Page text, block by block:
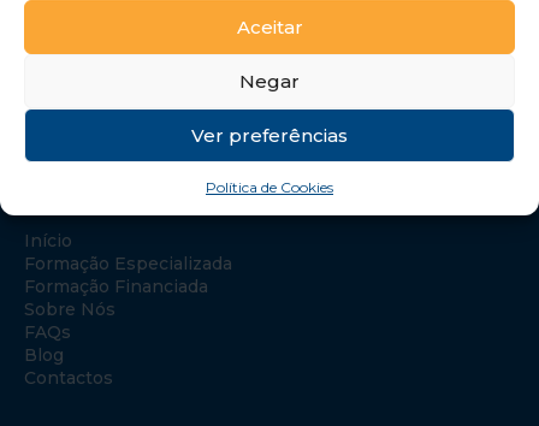
Aceitar
Negar
Ver preferências
Política de Cookies
Início
Formação Especializada
Formação Financiada
Sobre Nós
FAQs
Blog
Contactos